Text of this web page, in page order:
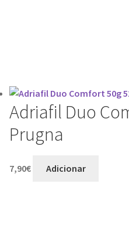
Adriafil Duo
Prugna
7,90€ Adicionar